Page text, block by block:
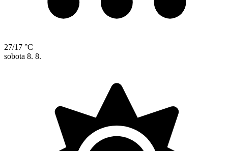
27/17 °C
sobota 8. 8.